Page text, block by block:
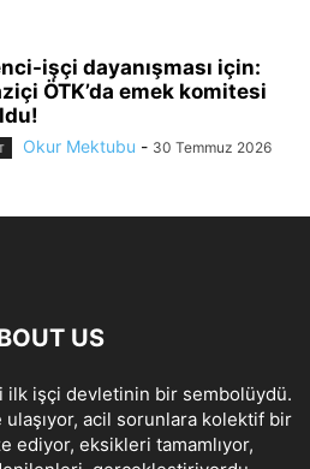
işçi dayanışması için:
ÖTK’da emek komitesi
Okur Mektubu - 30 Temmuz 2026
US
ilk işçi devletinin bir sembolüydü.
acil sorunlara kolektif bir
ediyor, eksikleri tamamlıyor,